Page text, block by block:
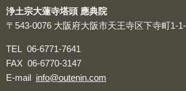
浄土宗大蓮寺塔頭 應典院
〒543-0076 大阪府大阪市天王寺区下寺町1-
TEL 06-6771-7641
FAX 06-6770-3147
E-mail info@outenin.com